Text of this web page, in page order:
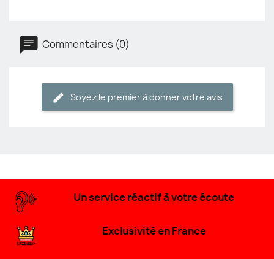
Commentaires (0)
Soyez le premier à donner votre avis
Un service réactif à votre écoute
Exclusivité en France